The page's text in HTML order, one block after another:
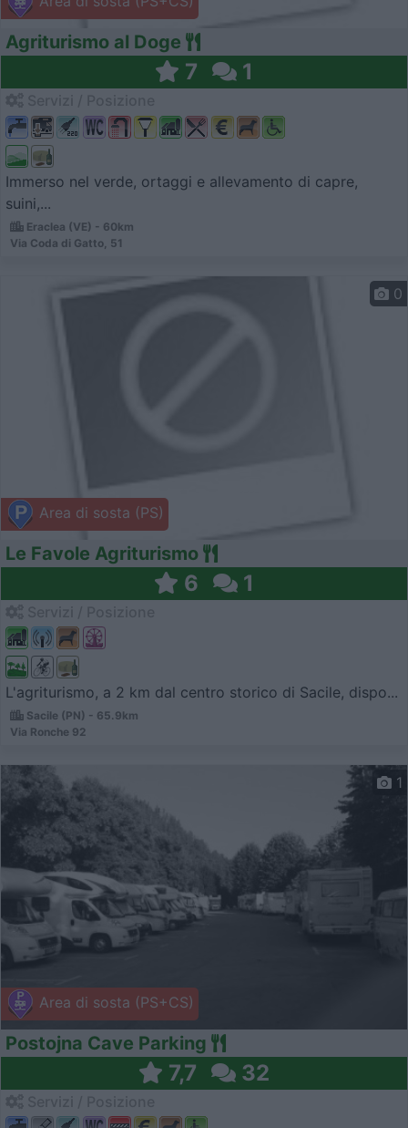
Agriturismo al Doge
7 1
Immerso nel verde, ortaggi e allevamento di capre,
suini,...
Eraclea (VE) - 60km
Via Coda di Gatto, 51
Area di sosta (PS)
0
Le Favole Agriturismo
6 1
L'agriturismo, a 2 km dal centro storico di Sacile, dispo...
Sacile (PN) - 65.9km
Via Ronche 92
Area di sosta (PS+CS)
1
Postojna Cave Parking
7,7 32